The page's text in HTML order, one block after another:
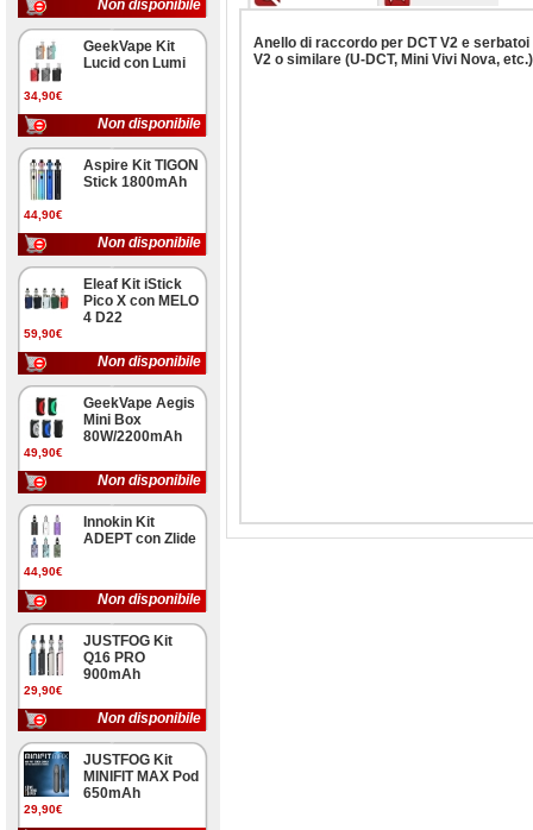
Non disponibile
34,90€
GeekVape Kit
Lucid con Lumi
Non disponibile
44,90€
Aspire Kit TIGON
Stick 1800mAh
Non disponibile
59,90€
Eleaf Kit iStick
Pico X con MELO
4 D22
Non disponibile
49,90€
GeekVape Aegis
Mini Box
80W/2200mAh
Non disponibile
44,90€
Innokin Kit
ADEPT con Zlide
Non disponibile
29,90€
JUSTFOG Kit
Q16 PRO
900mAh
Non disponibile
29,90€
JUSTFOG Kit
MINIFIT MAX Pod
650mAh
Anello di raccordo per DCT V2 e
V2 o similare (U-DCT, Mini Vivi Nova,